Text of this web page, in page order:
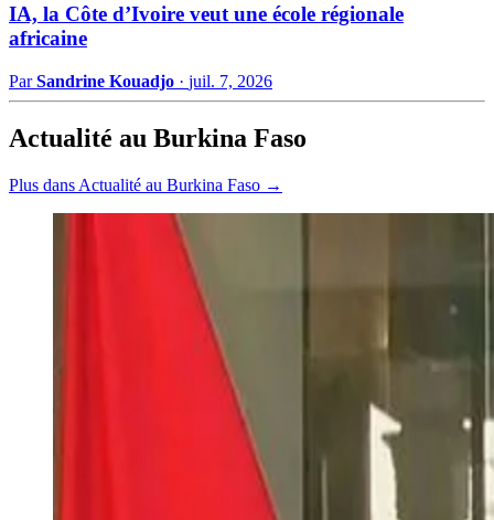
IA, la Côte d’Ivoire veut une école régionale
africaine
ParSandrine Kouadjo · juil. 7, 2026
Actualité au Burkina Faso
Plus dans Actualité au Burkina Faso →